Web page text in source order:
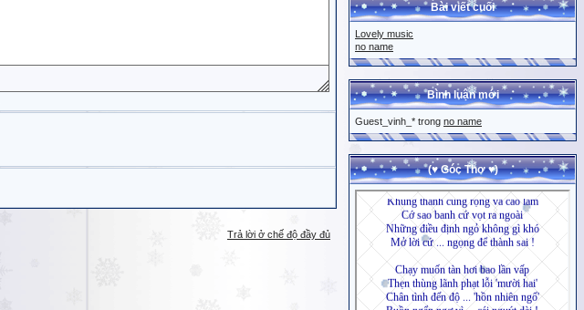
Trả lời ở chế độ đầy đủ
Bài viết cuối
Lovely music
no name
Bình luận mới
Guest_vinh_* trong no name
(♥ Góc Thơ ♥)